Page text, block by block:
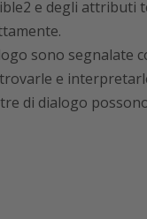
e degli
sono segnalate
e
di dialogo